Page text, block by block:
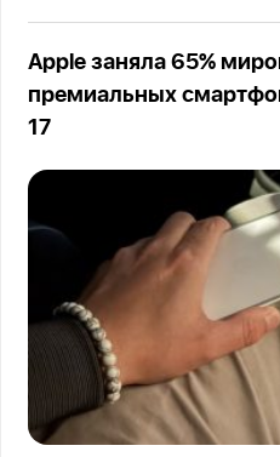
Apple заняла 65%
премиальных
17